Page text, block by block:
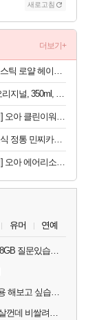
새로고침
더보기+
[하루특가] 에스프레소스틱 로얄 헤이즐넛
[하루특가] 코카콜라 오리지널, 350ml, 24개
[브랜드데이+슈퍼적립] 오아 클린이워터B-UV 휴대용 무선 구강세정기 물치실 치아세정기 임플란트 교정 부모님 선물
52%할인>혼카레 도쿄식 정통 민찌카레, 오리지널, 210g, 7개
[브랜드데이+슈퍼적립] 오아 에어리소닉 BLDC 플라즈마 헤어 드라이기 항공모터 고속 드라이어 음이온 저소음
유머 연예
QHD모니터 5060TI 8GB 질문있습니다..
UWQHD 모니터 사용 해보고 싶습니다 추천부탁드려요
컴퓨터를 2년 뒤에 살껀데 비쌀려나요...?